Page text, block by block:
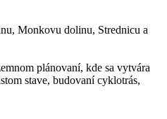
Monkovu dolinu, Strednicu a
plánovaní, kde sa vytvára
stave, budovaní cyklotrás,